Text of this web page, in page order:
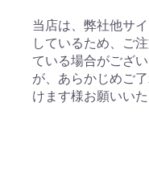
当店は、弊社他サ
しているため、ご
ている場合がござ
が、あらかじめご
けます様お願いいた